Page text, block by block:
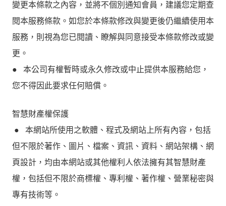
變更本條款之內容，並將不個別通知會員，建議您定期查
閱本服務條款。如您於本條款修改與變更後仍繼續使用本
服務，則視為您已閱讀、瞭解與同意接受本條款修改或變
更。
● 本公司有權暫時或永久修改或中止提供本服務給您，
您不得因此要求任何賠償。
智慧財產權保護
● 本網站所使用之軟體、程式及網站上所有內容，包括
但不限於著作、圖片、檔案、資訊、資料、網站架構、網
頁設計，均由本網站或其他權利人依法擁有其智慧財產
權，包括但不限於商標權、專利權、著作權、營業秘密與
專有技術等。